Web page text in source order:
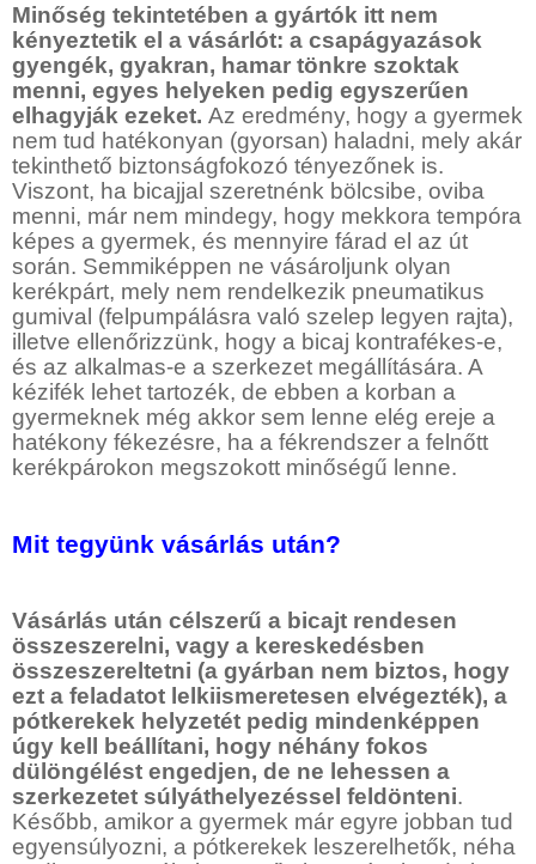
Minőség tekintetében a gyártók itt nem
kényeztetik el a vásárlót: a csapágyazások
gyengék, gyakran, hamar tönkre szoktak
menni, egyes helyeken pedig egyszerűen
elhagyják ezeket. Az eredmény, hogy a gyermek
nem tud hatékonyan (gyorsan) haladni, mely akár
tekinthető biztonságfokozó tényezőnek is.
Viszont, ha bicajjal szeretnénk bölcsibe, oviba
menni, már nem mindegy, hogy mekkora tempóra
képes a gyermek, és mennyire fárad el az út
során. Semmiképpen ne vásároljunk olyan
kerékpárt, mely nem rendelkezik pneumatikus
gumival (felpumpálásra való szelep legyen rajta),
illetve ellenőrizzünk, hogy a bicaj kontrafékes-e,
és az alkalmas-e a szerkezet megállítására. A
kézifék lehet tartozék, de ebben a korban a
gyermeknek még akkor sem lenne elég ereje a
hatékony fékezésre, ha a fékrendszer a felnőtt
kerékpárokon megszokott minőségű lenne.
Mit tegyünk vásárlás után?
Vásárlás után célszerű a bicajt rendesen
összeszerelni, vagy a kereskedésben
összeszereltetni (a gyárban nem biztos, hogy
ezt a feladatot lelkiismeretesen elvégezték), a
pótkerekek helyzetét pedig mindenképpen
úgy kell beállítani, hogy néhány fokos
dülöngélést engedjen, de ne lehessen a
szerkezetet súlyáthelyezéssel feldönteni.
Később, amikor a gyermek már egyre jobban tud
egyensúlyozni, a pótkerekek leszerelhetők, néha